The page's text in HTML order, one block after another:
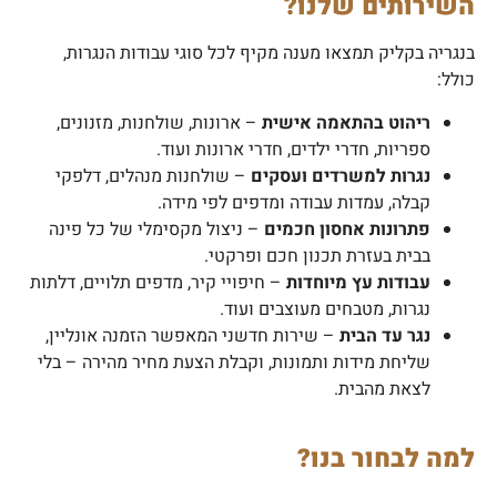
בנגריה בקליק תמצאו מענה מקיף לכל סוגי עבודות הנגרות,
כולל:
ריהוט בהתאמה אישית – ארונות, שולחנות, מזנונים,
ספריות, חדרי ילדים, חדרי ארונות ועוד.
נגרות למשרדים ועסקים – שולחנות מנהלים, דלפקי
קבלה, עמדות עבודה ומדפים לפי מידה.
פתרונות אחסון חכמים – ניצול מקסימלי של כל פינה
בבית בעזרת תכנון חכם ופרקטי.
עבודות עץ מיוחדות – חיפויי קיר, מדפים תלויים, דלתות
נגרות, מטבחים מעוצבים ועוד.
נגר עד הבית – שירות חדשני המאפשר הזמנה אונליין,
שליחת מידות ותמונות, וקבלת הצעת מחיר מהירה – בלי
לצאת מהבית.
למה לבחור בנו?